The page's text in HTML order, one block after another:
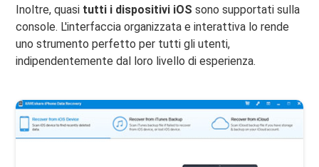
Inoltre, quasi tutti i dispositivi iOS sono supportati sulla
console. L'interfaccia organizzata e interattiva lo rende
uno strumento perfetto per tutti gli utenti,
indipendentemente dal loro livello di esperienza.